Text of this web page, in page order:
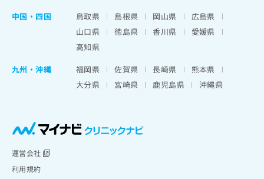
中国・四国
鳥取県 島根県 岡山県
広島県
山口県
徳島県 香川県
愛媛県
高知県
九州・沖縄
福岡県 佐賀県 長崎県
熊本県
大分県
宮崎県 鹿児島県 沖縄県
運営会社
利用規約